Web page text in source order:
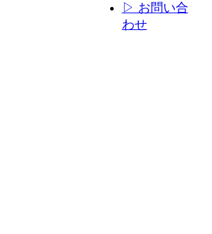
▷ お問い合
わせ